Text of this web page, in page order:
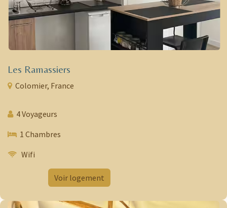
Les Ramassiers
Colomier, France
4 Voyageurs
1 Chambres
Wifi
Voir logement